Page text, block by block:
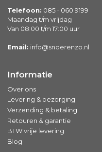
Telefoon: 085 - 060 9199
Maandag t/m vrijdag
Van 08:00 t/m 17:00 uur
Email: info@snoerenzo.nl
Informatie
Over ons
Levering & bezorging
Verzending & betaling
Retouren & garantie
BTW vrije levering
Blog